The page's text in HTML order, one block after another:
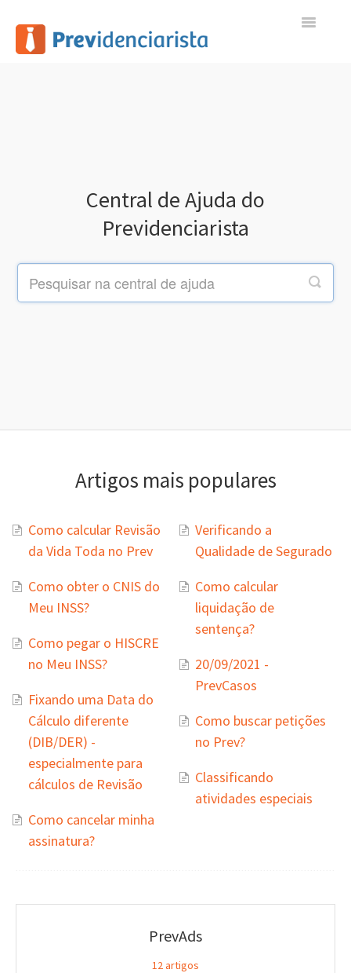
Toggle
Central de Ajuda do
Previdenciarista
Artigos mais populares
Como calcular Revisão
da Vida Toda no Prev
Como obter o CNIS do
Meu INSS?
Como pegar o HISCRE
no Meu INSS?
Fixando uma Data do
Cálculo diferente
(DIB/DER) -
especialmente para
cálculos de Revisão
Como cancelar minha
assinatura?
Verificando a
Qualidade de Segurado
Como calcular
liquidação de
sentença?
20/09/2021 -
PrevCasos
Como buscar petições
no Prev?
Classificando
atividades especiais
PrevAds
12artigos